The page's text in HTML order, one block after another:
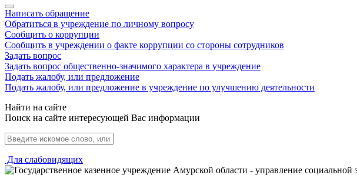
Написать обращение
Обратиться в учреждение по личному вопросу
Сообщить о коррупции
Сообщить в учреждении о факте коррупции со стороны сотрудников
Задать вопрос
Задать вопрос общественно-значимого характера в учреждение
Подать жалобу, или предложение
Подать жалобу, или предложение в учреждение по улучшению деятельности
Найти на сайте
Поиск на сайте интересующей Вас информации
Для слабовидящих